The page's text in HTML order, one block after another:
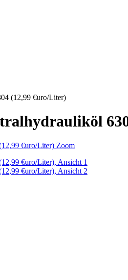
(12,99 €uro/Liter)
Zoom